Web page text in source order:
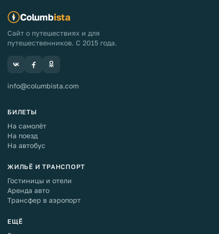
Columbista
Сайт о путешествиях и для
путешественников. С 2015 года.
info@columbista.com
БИЛЕТЫ
На самолёт
На поезд
На автобус
ЖИЛЬЁ И ТРАНСПОРТ
Гостиницы и отели
Аренда авто
Трансфер в аэропорт
ЕЩЁ